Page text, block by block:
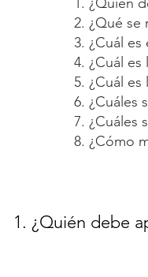
2. ¿Qué se
3. ¿Cuál
4. ¿Cuál
5. ¿Cuál
6. ¿Cuáles
7. ¿Cuáles
8. ¿Cómo
1. ¿Quién debe